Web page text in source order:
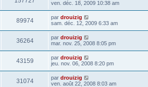
ven. déc. 18, 2009 10:38 am
89974 par drouizig
sam. déc. 12, 2009 6:33 am
36264 par drouizig
mar. nov. 25, 2008 8:05 pm
43159 par drouizig
jeu. nov. 06, 2008 8:20 pm
31074 par drouizig
ven. août 22, 2008 8:03 am